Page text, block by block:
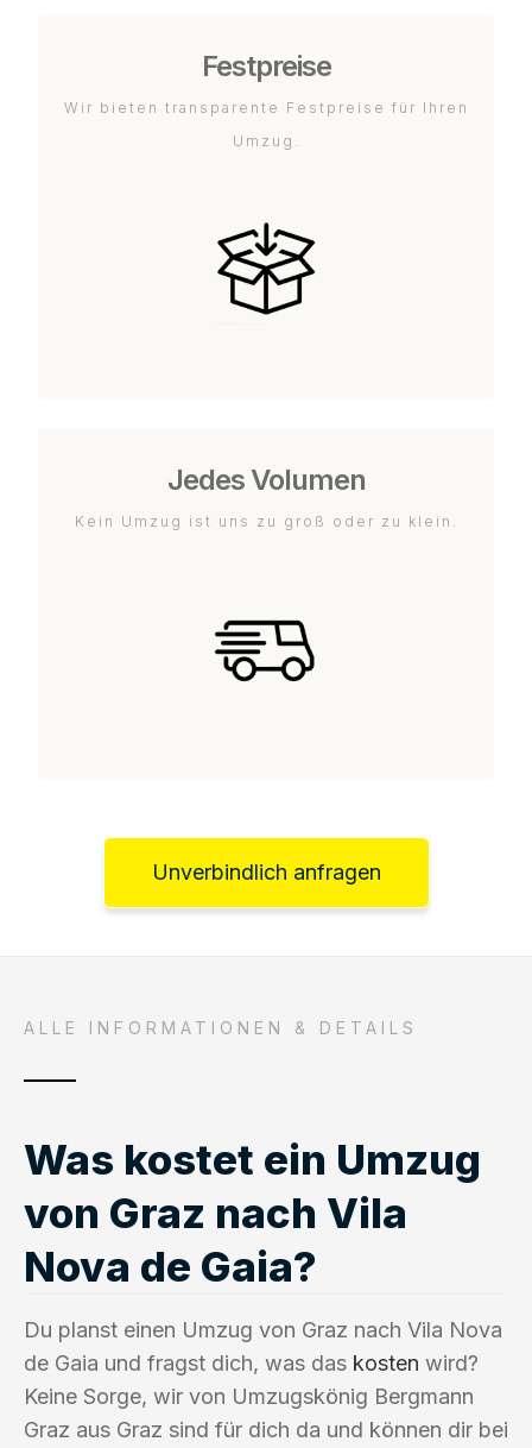
Festpreise
Wir bieten transparente Festpreise für Ihren
Umzug.
Jedes Volumen
Kein Umzug ist uns zu groß oder zu klein.
Unverbindlich anfragen
ALLE INFORMATIONEN & DETAILS
Was kostet ein Umzug
von Graz nach Vila
Nova de Gaia?
Du planst einen Umzug von Graz nach Vila Nova
de Gaia und fragst dich, was das kosten wird?
Keine Sorge, wir von Umzugskönig Bergmann
Graz aus Graz sind für dich da und können dir bei